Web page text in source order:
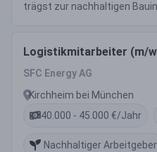
trägst zur nachhaltigen
Logistikmitarbeiter (m/
SFC Energy AG
Kirchheim bei München
40.000 - 45.000 €/Jahr
Nachhaltiger Arbeitgeber